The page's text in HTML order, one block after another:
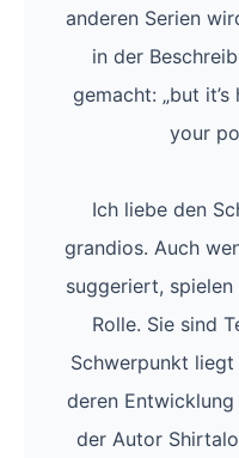
anderen Serien
in der
gemacht: „but
your
Ich liebe den
grandios. Auch
suggeriert,
Rolle. Sie sind
Schwerpunkt
deren
der Autor